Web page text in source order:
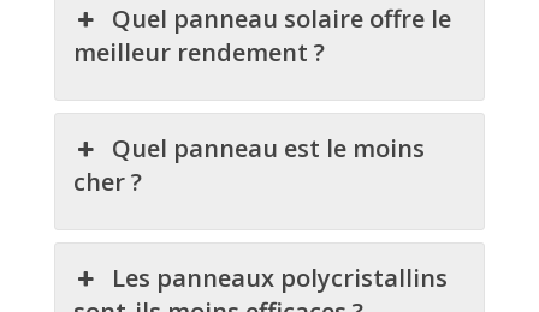
Quel panneau solaire offre le
meilleur rendement ?
Quel panneau est le moins
cher ?
Les panneaux polycristallins